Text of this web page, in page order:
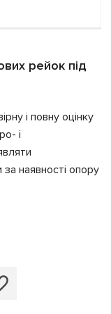
рейок під
і повну оцінку
і
за наявності опору